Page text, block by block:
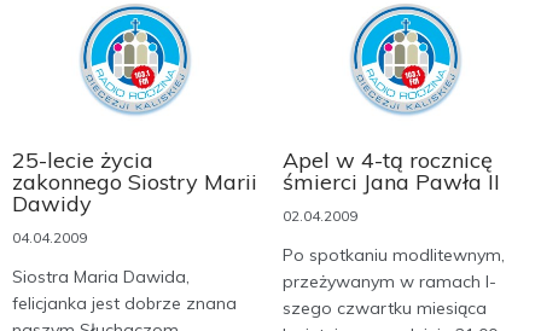
25-lecie życia
zakonnego Siostry Marii
Dawidy
04.04.2009
Siostra Maria Dawida,
felicjanka jest dobrze znana
Apel w 4-tą rocznicę
śmierci Jana Pawła II
02.04.2009
Po spotkaniu modlitewnym,
przeżywanym w ramach I-
szego czwartku miesiąca